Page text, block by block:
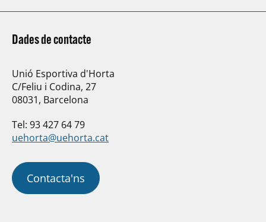
Dades de contacte
Unió Esportiva d'Horta
C/Feliu i Codina, 27
08031, Barcelona
Tel: 93 427 64 79
uehorta@uehorta.cat
Contacta'ns